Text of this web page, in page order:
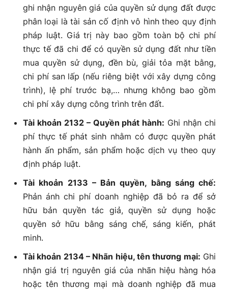
ghi nhận nguyên giá của quyền sử dụng đất được
phân loại là tài sản cố định vô hình theo quy định
pháp luật. Giá trị này bao gồm toàn bộ chi phí
thực tế đã chi để có quyền sử dụng đất như tiền
mua quyền sử dụng, đền bù, giải tỏa mặt bằng,
chi phí san lấp (nếu riêng biệt với xây dựng công
trình), lệ phí trước bạ,… nhưng không bao gồm
chi phí xây dựng công trình trên đất.
Tài khoản 2132 – Quyền phát hành: Ghi nhận chi
phí thực tế phát sinh nhằm có được quyền phát
hành ấn phẩm, sản phẩm hoặc dịch vụ theo quy
định pháp luật.
Tài khoản 2133 – Bản quyền, bằng sáng chế:
Phản ánh chi phí doanh nghiệp đã bỏ ra để sở
hữu bản quyền tác giả, quyền sử dụng hoặc
quyền sở hữu bằng sáng chế, sáng kiến, phát
minh.
Tài khoản 2134 – Nhãn hiệu, tên thương mại: Ghi
nhận giá trị nguyên giá của nhãn hiệu hàng hóa
hoặc tên thương mại mà doanh nghiệp đã mua